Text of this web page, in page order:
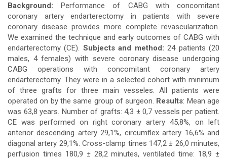
dung
chính
của
bài
viết
Background: Performance of CABG with concomitant
coronary artery endarterectomy in patients with severe
coronary disease provides more complete revascularization.
We examined the technique and early outcomes of CABG with
endarterectomy (CE). Subjects and method: 24 patients (20
males, 4 females) with severe coronary disease undergoing
CABG operations with concomitant coronary artery
endarterectomy. They were in a selected cohort with minimum
of three grafts for three main vesseles. All patients were
operated on by the same group of surgeon. Results: Mean age
was 63,8 years. Number of grafts: 4,3 ± 0,7 vessels per patient.
CE was performed on right coronary artery 45,8%, on left
anterior descending artery 29,1%, circumflex artery 16,6% and
diagonal artery 29,1%. Cross-clamp times 147,2 ± 26,0 minutes,
perfusion times 180,9 ± 28,2 minutes, ventilated time: 18,9 ±